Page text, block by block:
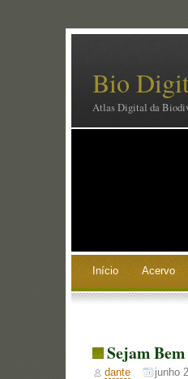
Bio
Atlas Digital da
Início Acervo
Sejam
dante junho